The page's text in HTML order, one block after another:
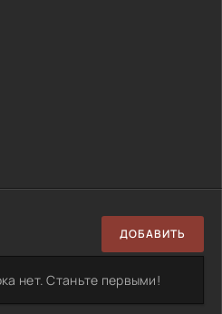
ДОБАВИТЬ
нет. Станьте первыми!